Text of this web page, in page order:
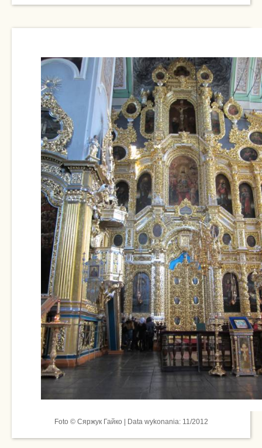
Foto © Сяржук Гайко | Data wykonania: 11/2012